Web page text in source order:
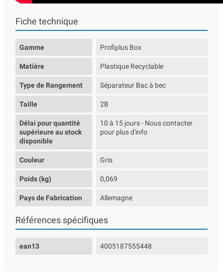
Fiche technique
Gamme Profiplus Box
Matière Plastique Recyclable
Type de Rangement Séparateur Bac à bec
Taille 2B
Délai pour quantité
supérieure au stock
disponible
10 à 15 jours - Nous contacter
pour plus d'info
Couleur Gris
Poids (kg) 0,069
Pays de Fabrication Allemagne
Références spécifiques
ean13 4005187555448